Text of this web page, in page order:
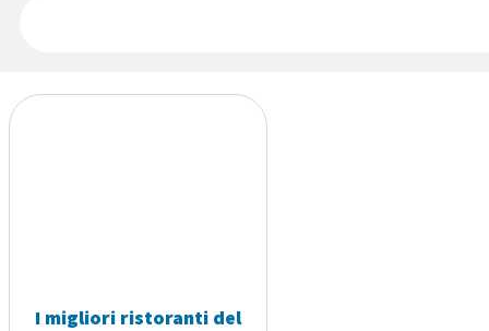
I migliori ristoranti del